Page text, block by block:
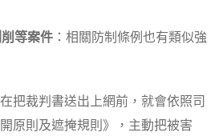
等案件 ：相關防制條例也有類似強
把裁判書送出上網前，就會依照司
原則及遮掩規則》，主動把被害